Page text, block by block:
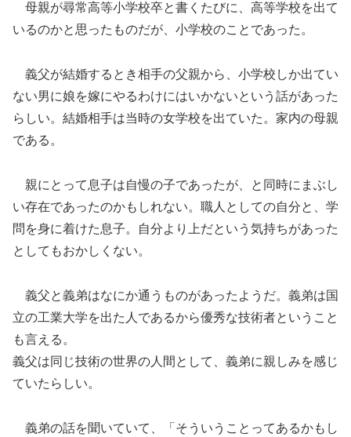
母親が尋常高等小学校卒と書くたびに、高等学校を出て
いるのかと思ったものだが、小学校のことであった。
義父が結婚するとき相手の父親から、小学校しか出てい
ない男に娘を嫁にやるわけにはいかないという話があった
らしい。結婚相手は当時の女学校を出ていた。家内の母親
である。
親にとって息子は自慢の子であったが、と同時にまぶし
い存在であったのかもしれない。職人としての自分と、学
問を身に着けた息子。自分より上だという気持ちがあった
としてもおかしくない。
義父と義弟はなにか通うものがあったようだ。義弟は国
立の工業大学を出た人であるから優秀な技術者ということ
も言える。
義父は同じ技術の世界の人間として、義弟に親しみを感じ
ていたらしい。
義弟の話を聞いていて、「そういうことってあるかもし